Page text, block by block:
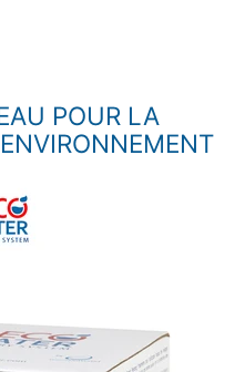
POUR LA